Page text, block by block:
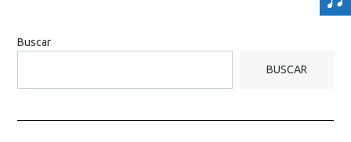
Buscar
BUSCAR